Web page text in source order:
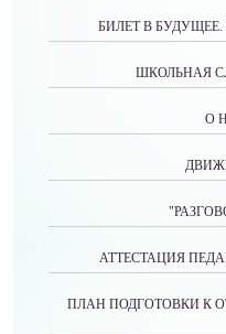
БИЛЕТ В
ШКОЛЬНАЯ
О
АТТЕСТАЦИЯ
ПЛАН ПОДГОТОВКИ К